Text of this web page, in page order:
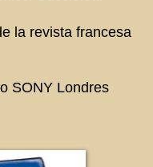
la revista francesa
SONY Londres